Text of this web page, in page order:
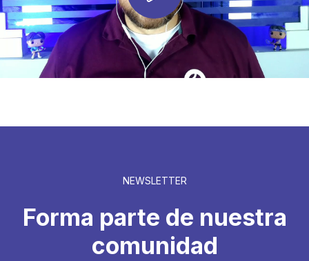
NEWSLETTER
Forma parte de nuestra
comunidad